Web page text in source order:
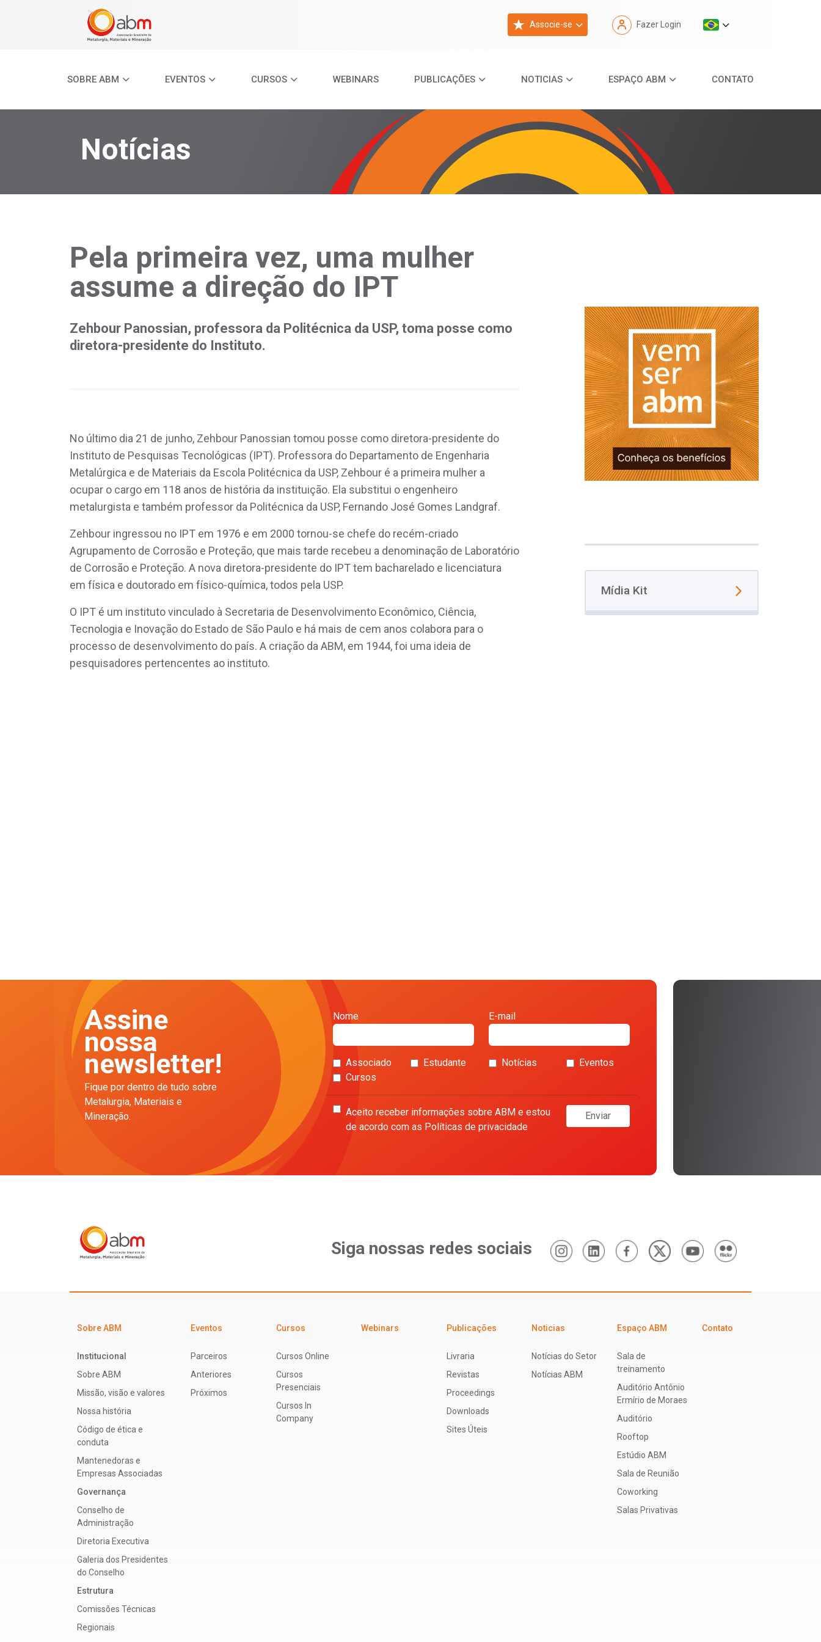
Associe-se Fazer Login
SOBRE ABM EVENTOS CURSOS WEBINARS PUBLICAÇÕES NOTICIAS ESPAÇO ABM CONTATO
Notícias
Pela primeira vez, uma mulher
assume a direção do IPT
Zehbour Panossian, professora da Politécnica da USP, toma posse como
diretora-presidente do Instituto.
No último dia 21 de junho, Zehbour Panossian tomou posse como diretora-presidente do
Instituto de Pesquisas Tecnológicas (IPT). Professora do Departamento de Engenharia
Metalúrgica e de Materiais da Escola Politécnica da USP, Zehbour é a primeira mulher a
ocupar o cargo em 118 anos de história da instituição. Ela substitui o engenheiro
metalurgista e também professor da Politécnica da USP, Fernando José Gomes Landgraf.
Zehbour ingressou no IPT em 1976 e em 2000 tornou-se chefe do recém-criado
Agrupamento de Corrosão e Proteção, que mais tarde recebeu a denominação de Laboratório
de Corrosão e Proteção. A nova diretora-presidente do IPT tem bacharelado e licenciatura
em física e doutorado em físico-química, todos pela USP.
O IPT é um instituto vinculado à Secretaria de Desenvolvimento Econômico, Ciência,
Tecnologia e Inovação do Estado de São Paulo e há mais de cem anos colabora para o
processo de desenvolvimento do país. A criação da ABM, em 1944, foi uma ideia de
pesquisadores pertencentes ao instituto.
Mídia Kit
Assine
nossa
newsletter!
Fique por dentro de tudo sobre
Metalurgia, Materiais e
Mineração.
Nome E-mail
Associado Estudante Notícias
Eventos
Cursos
Aceito receber informações sobre ABM e estou
de acordo com as Políticas de privacidade
Enviar
Siga nossas redes sociais
Sobre ABM
Institucional
Sobre ABM
Missão, visão e valores
Nossa história
Código de ética e
conduta
Mantenedoras e
Empresas Associadas
Governança
Conselho de
Administração
Diretoria Executiva
Galeria dos Presidentes
do Conselho
Estrutura
Comissões Técnicas
Regionais
Eventos
Parceiros
Anteriores
Próximos
Cursos
Cursos Online
Cursos
Presenciais
Cursos In
Company
Webinars Publicações
Livraria
Revistas
Proceedings
Downloads
Sites Úteis
Noticias
Notícias do Setor
Notícias ABM
Espaço ABM
Sala de
treinamento
Auditório Antônio
Ermírio de Moraes
Auditório
Rooftop
Estúdio ABM
Sala de Reunião
Coworking
Salas Privativas
Contato